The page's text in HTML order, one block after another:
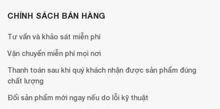
CHÍNH SÁCH BÁN HÀNG
Tư vấn và khảo sát miễn phí
Vận chuyển miễn phí mọi nơi
Thanh toán sau khi quý khách nhận được sản phẩm đúng
chất lượng
Đổi sản phẩm mới ngay nếu do lỗi kỹ thuật